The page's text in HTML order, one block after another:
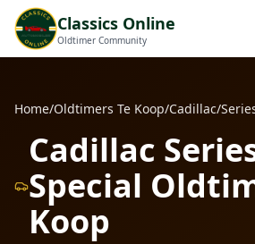
Classics Online
Oldtimer Community
Home/Oldtimers Te Koop/Cadillac/
Cadillac
Special
Koop